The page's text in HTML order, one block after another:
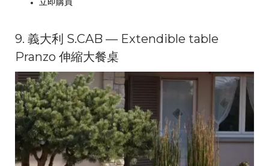
9. 義大利 S.CAB — Extendible table
Pranzo 伸縮大餐桌